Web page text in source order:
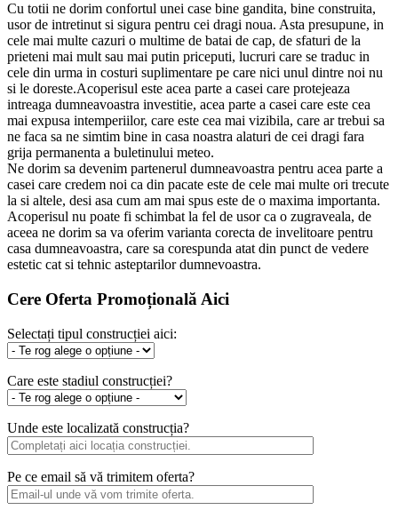
Cu totii ne dorim confortul unei case bine gandita, bine construita,
usor de intretinut si sigura pentru cei dragi noua. Asta presupune, in
cele mai multe cazuri o multime de batai de cap, de sfaturi de la
prieteni mai mult sau mai putin priceputi, lucruri care se traduc in
cele din urma in costuri suplimentare pe care nici unul dintre noi nu
si le doreste.Acoperisul este acea parte a casei care protejeaza
intreaga dumneavoastra investitie, acea parte a casei care este cea
mai expusa intemperiilor, care este cea mai vizibila, care ar trebui sa
ne faca sa ne simtim bine in casa noastra alaturi de cei dragi fara
grija permanenta a buletinului meteo.
Ne dorim sa devenim partenerul dumneavoastra pentru acea parte a
casei care credem noi ca din pacate este de cele mai multe ori trecute
la si altele, desi asa cum am mai spus este de o maxima importanta.
Acoperisul nu poate fi schimbat la fel de usor ca o zugraveala, de
aceea ne dorim sa va oferim varianta corecta de invelitoare pentru
casa dumneavoastra, care sa corespunda atat din punct de vedere
estetic cat si tehnic asteptarilor dumnevoastra.
Cere Oferta Promoțională Aici
Selectați tipul construcției aici:
Care este stadiul construcției?
Unde este localizată construcția?
Pe ce email să vă trimitem oferta?